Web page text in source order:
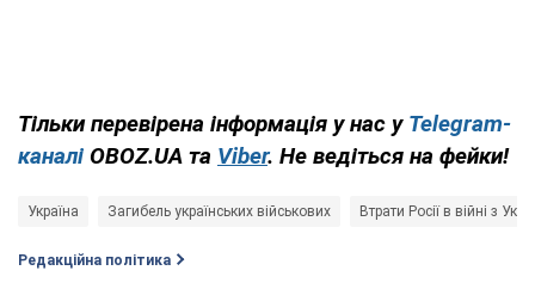
Тільки перевірена інформація у нас у Telegram-
каналі OBOZ.UA та Viber. Не ведіться на фейки!
Україна Загибель українських військових Втрати Росії в війні з
Редакційна політика